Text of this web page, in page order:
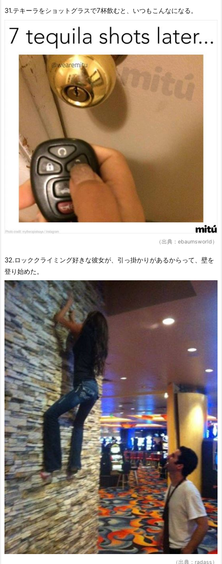
31.テキーラをショットグラスで7杯飲むと、いつもこんなになる。
（出典：ebaumsworld）
32.ロッククライミング好きな彼女が、引っ掛かりがあるからって、壁を
登り始めた。
（出典：radass）